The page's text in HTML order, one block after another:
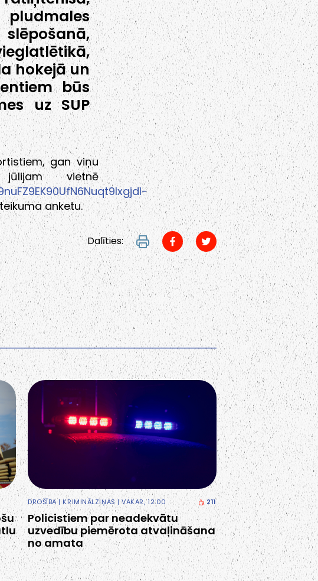
hokejā un
būs
uz SUP
gan viņu
vietnē
anketu.
Dalīties:
DROŠĪBA|KRIMINĀLZIŅAS | VAKAR, 12:00 211
Policistiem par neadekvātu
uzvedību piemērota atvaļināšana
no amata